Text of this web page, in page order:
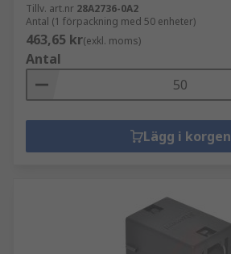
Tillv. art.nr 28A2736-0A2
Antal (1 förpackning med 50 enheter)
463,65 kr(exkl. moms)
Antal
Lägg i korgen